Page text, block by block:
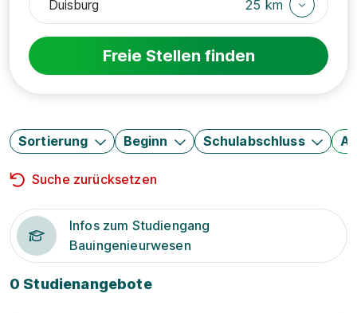
25 km
Freie Stellen finden
Sortierung Beginn Schulabschluss
Suche zurücksetzen
Infos zum Studiengang
Bauingenieurwesen
0 Studienangebote